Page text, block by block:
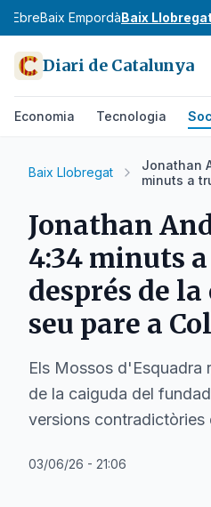
EbreBaix EmpordàBaix
Diari de Catalunya
Economia Tecnologia
Baix Llobregat
Jonathan
minuts a
Jonathan
4:34 minuts
després de
seu pare a
Els Mossos d'Esquadra
de la caiguda del
versions contradictòries
03/06/26 - 21:06